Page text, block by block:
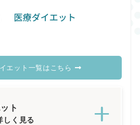
医療ダイエット
エット一覧はこちら
ト
しく見る